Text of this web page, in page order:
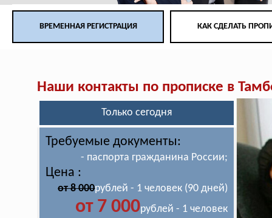
ВРЕМЕННАЯ РЕГИСТРАЦИЯ КАК СДЕЛАТЬ
Наши контакты по прописке в
Только сегодня
Требуемые документы:
- паспорта гражданина России;
Цена :
от 8 000рублей - 1 человек (90 дней)
от 7 000рублей - 1 человек